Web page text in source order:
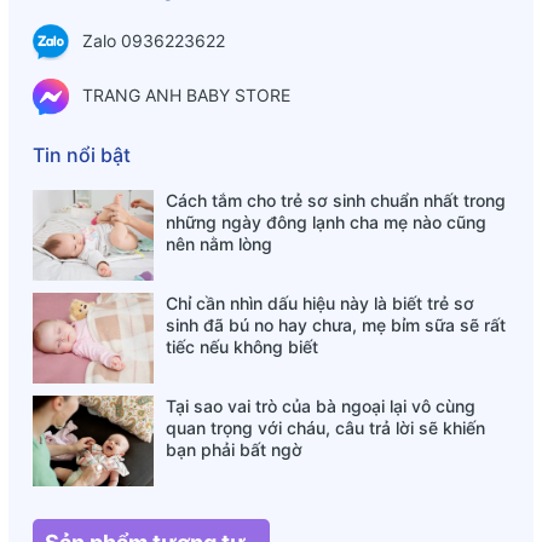
Sữa Earth’s Best Organic Toddler Mỹ (Hộp thiếc xanh) –
595g
Ưu điểm nổi bật của sữa Earth’s Best Organic
Toddler
Chứng nhận hữu cơ (Organic) từ USDA & KOSHER
Thành phần hoàn toàn tự nhiên, không biến đổi gen
(Non-GMO), không chứachất bảo quản, thuốc trừ
sâu hay phân bón hóa học.
Được sản xuất từ
kháng sinh hay steroid
Zalo 0936223622
TRANG ANH BABY STORE
Tin nổi bật
Cách tắm cho trẻ sơ sinh chuẩn nhất trong
những ngày đông lạnh cha mẹ nào cũng
nên nằm lòng
Chỉ cần nhìn dấu hiệu này là biết trẻ sơ
sinh đã bú no hay chưa, mẹ bỉm sữa sẽ rất
tiếc nếu không biết
Tại sao vai trò của bà ngoại lại vô cùng
quan trọng với cháu, câu trả lời sẽ khiến
bạn phải bất ngờ